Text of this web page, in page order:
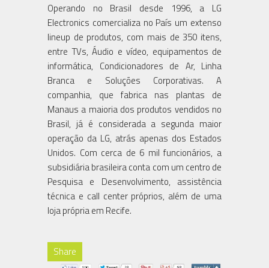
Operando no Brasil desde 1996, a LG
Electronics comercializa no País um extenso
lineup de produtos, com mais de 350 itens,
entre TVs, Áudio e vídeo, equipamentos de
informática, Condicionadores de Ar, Linha
Branca e Soluções Corporativas. A
companhia, que fabrica nas plantas de
Manaus a maioria dos produtos vendidos no
Brasil, já é considerada a segunda maior
operação da LG, atrás apenas dos Estados
Unidos. Com cerca de 6 mil funcionários, a
subsidiária brasileira conta com um centro de
Pesquisa e Desenvolvimento, assistência
técnica e call center próprios, além de uma
loja própria em Recife.
Share